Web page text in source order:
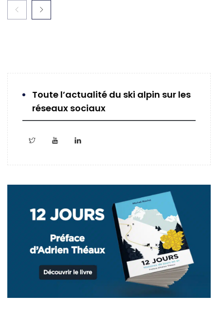
Toute l’actualité du ski alpin sur les
réseaux sociaux